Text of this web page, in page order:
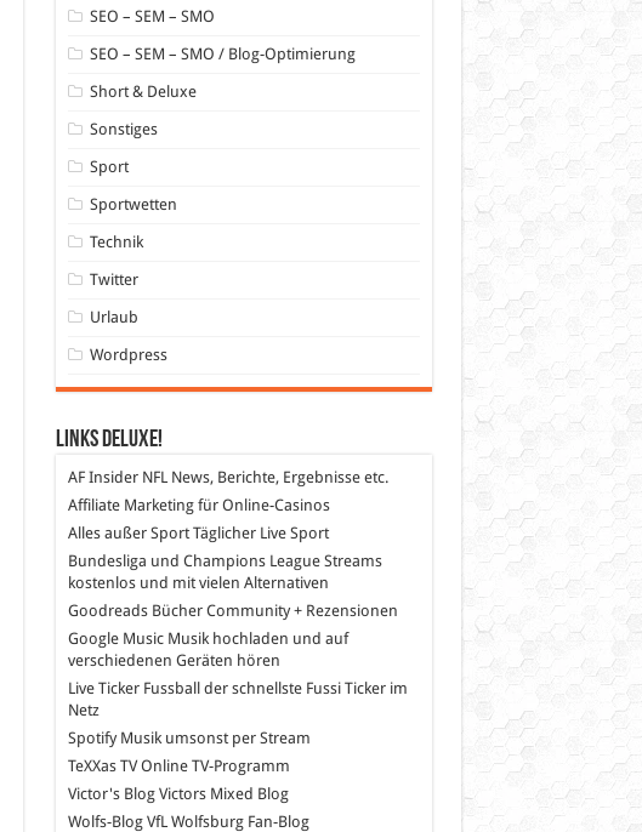
SEO – SEM – SMO
SEO – SEM – SMO / Blog-Optimierung
Short & Deluxe
Sonstiges
Sport
Sportwetten
Technik
Twitter
Urlaub
Wordpress
Links DeLuXe!
AF InsiderNFL News, Berichte, Ergebnisse etc.
Affiliate Marketingfür Online-Casinos
Alles außer SportTäglicher Live Sport
Bundesliga und Champions League Streams
kostenlos und mit vielen Alternativen
GoodreadsBücher Community + Rezensionen
Google MusicMusik hochladen und auf
verschiedenen Geräten hören
Live Ticker Fussball
der schnellste Fussi Ticker im
Netz
SpotifyMusik umsonst per Stream
TeXXas TVOnline TV-Programm
Victor's BlogVictors Mixed Blog
Wolfs-BlogVfL Wolfsburg Fan-Blog